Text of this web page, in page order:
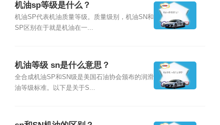
机油sp等级是什么？
机油SP代表机油质量等级。质量级别，机油SN和
SP区别在于就是机油在一...
机油等级 sn是什么意思？
全合成机油SP和SN级是美国石油协会颁布的润滑
油等级标准。以下是关于S...